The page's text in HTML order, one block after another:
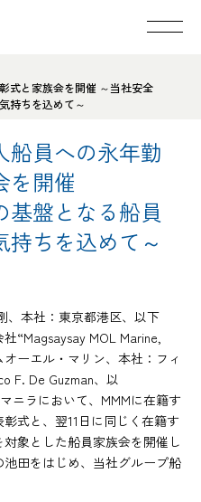
式と家族会を開催 ～当社安全
持ちを込めて～
船員への永年勤
を開催
基盤となる船員
持ちを込めて～
、本社：東京都港区、以下
“Magsaysay MOL Marine,
ーエル・マリン、本社：フィ
F. De Guzman、以
ニラにおいて、MMMに在籍す
式と、翌11日に同じく在籍す
象とした船員家族会を開催し
田をはじめ、当社グループ船